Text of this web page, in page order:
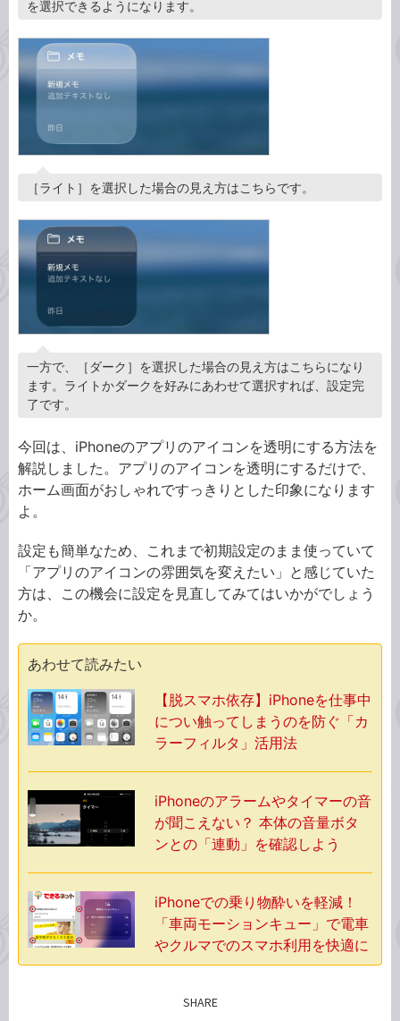
を選択できるようになります。
［ライト］を選択した場合の見え方はこちらです。
一方で、［ダーク］を選択した場合の見え方はこちらになり
ます。ライトかダークを好みにあわせて選択すれば、設定完
了です。
今回は、iPhoneのアプリのアイコンを透明にする方法を
解説しました。アプリのアイコンを透明にするだけで、
ホーム画面がおしゃれですっきりとした印象になります
よ。
設定も簡単なため、これまで初期設定のまま使っていて
「アプリのアイコンの雰囲気を変えたい」と感じていた
方は、この機会に設定を見直してみてはいかがでしょう
か。
あわせて読みたい
【脱スマホ依存】iPhoneを仕事中
につい触ってしまうのを防ぐ「カ
ラーフィルタ」活用法
iPhoneのアラームやタイマーの音
が聞こえない？ 本体の音量ボタ
ンとの「連動」を確認しよう
iPhoneでの乗り物酔いを軽減！
「車両モーションキュー」で電車
やクルマでのスマホ利用を快適に
SHARE